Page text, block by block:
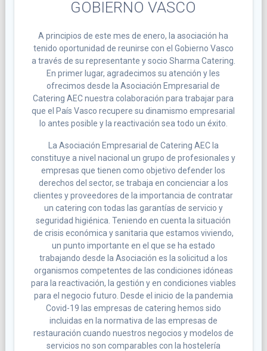
GOBIERNO VASCO
A principios de este mes de enero, la asociación ha
tenido oportunidad de reunirse con el Gobierno Vasco
a través de su representante y socio Sharma Catering.
En primer lugar, agradecimos su atención y les
ofrecimos desde la Asociación Empresarial de
Catering AEC nuestra colaboración para trabajar para
que el País Vasco recupere su dinamismo empresarial
lo antes posible y la reactivación sea todo un éxito.
La Asociación Empresarial de Catering AEC la
constituye a nivel nacional un grupo de profesionales y
empresas que tienen como objetivo defender los
derechos del sector, se trabaja en concienciar a los
clientes y proveedores de la importancia de contratar
un catering con todas las garantías de servicio y
seguridad higiénica. Teniendo en cuenta la situación
de crisis económica y sanitaria que estamos viviendo,
un punto importante en el que se ha estado
trabajando desde la Asociación es la solicitud a los
organismos competentes de las condiciones idóneas
para la reactivación, la gestión y en condiciones viables
para el negocio futuro. Desde el inicio de la pandemia
Covid-19 las empresas de catering hemos sido
incluidas en la normativa de las empresas de
restauración cuando nuestros negocios y modelos de
servicios no son comparables con la hostelería